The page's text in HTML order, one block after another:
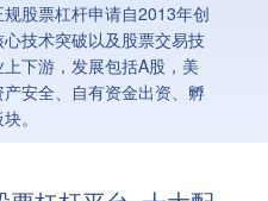
股票杠杆申请自2013年创
技术突破以及股票交易技
下游，发展包括A股，美
安全、自有资金出资、孵
。